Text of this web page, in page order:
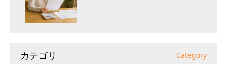
カテゴリ Category